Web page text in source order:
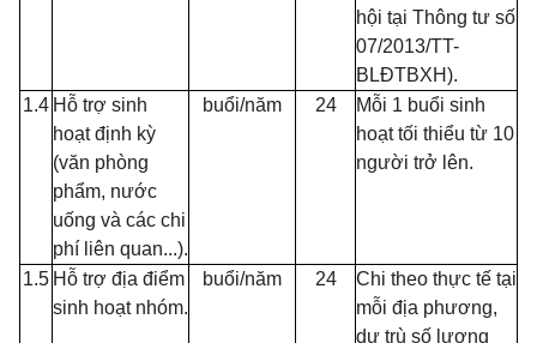
hội tại Thông tư số
07/2013/TT-
BLĐTBXH).
1.4 Hỗ trợ sinh
hoạt định kỳ
(văn phòng
phẩm, nước
uống và các chi
phí liên quan...).
buổi/năm 24
Mỗi 1 buổi sinh
hoạt tối thiểu từ 10
người trở lên.
1.5 Hỗ trợ địa điểm
sinh hoạt nhóm.
buổi/năm 24
Chi theo thực tế tại
mỗi địa phương,
dự trù số lượng